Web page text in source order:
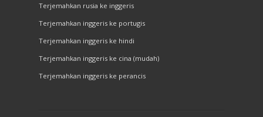
Terjemahkan rusia ke inggeris
Terjemahkan inggeris ke portugis
Terjemahkan inggeris ke hindi
Terjemahkan inggeris ke cina (mudah)
Terjemahkan inggeris ke perancis